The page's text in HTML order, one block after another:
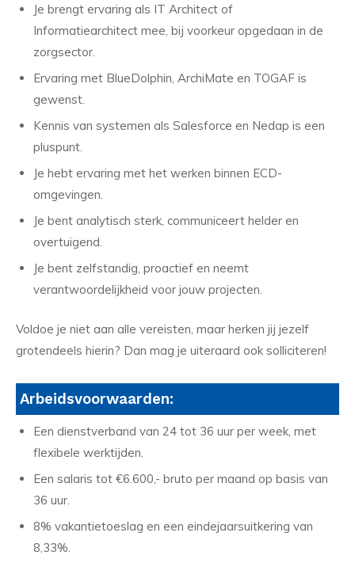
Je brengt ervaring als IT Architect of
Informatiearchitect mee, bij voorkeur opgedaan in de
zorgsector.
Ervaring met BlueDolphin, ArchiMate en TOGAF is
gewenst.
Kennis van systemen als Salesforce en Nedap is een
pluspunt.
Je hebt ervaring met het werken binnen ECD-
omgevingen.
Je bent analytisch sterk, communiceert helder en
overtuigend.
Je bent zelfstandig, proactief en neemt
verantwoordelijkheid voor jouw projecten.
Voldoe je niet aan alle vereisten, maar herken jij jezelf
grotendeels hierin? Dan mag je uiteraard ook solliciteren!
Arbeidsvoorwaarden:
Een dienstverband van 24 tot 36 uur per week, met
flexibele werktijden.
Een salaris tot €6.600,- bruto per maand op basis van
36 uur.
8% vakantietoeslag en een eindejaarsuitkering van
8,33%.